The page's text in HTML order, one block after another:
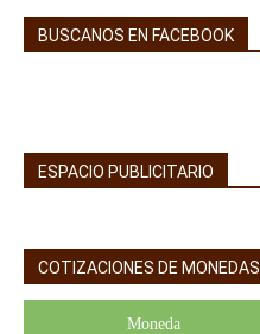
BUSCANOS EN FACEBOOK
ESPACIO PUBLICITARIO
COTIZACIONES DE MONEDAS
Moneda